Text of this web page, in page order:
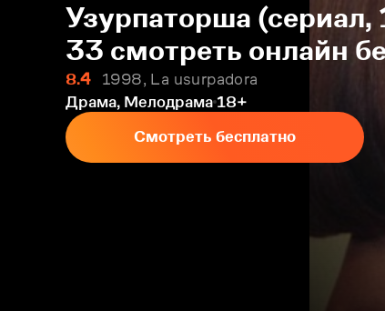
Узурпаторша (сериал,
33 смотреть онлайн
8.4
1998, La usurpadora
Драма, Мелодрама 18+
Смотреть бесплатно